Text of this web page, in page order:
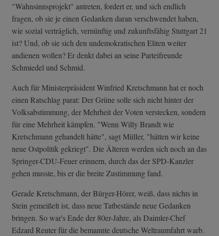
"Wahnsinnsprojekt" antreten, fordert er, und sich endlich
fragen, ob sie je einen Gedanken daran verschwendet haben,
wie sozial verträglich, vernünftig und zukunftsfähig Stuttgart 21
ist? Und, ob sie sich den undemokratischen Eliten weiter
andienen wollen? Er denkt dabei an seine Parteifreunde
Schmiedel und Schmid.
Auch für Ministerpräsident Winfried Kretschmann hat er noch
einen Ratschlag parat: Der Grüne solle sich nicht hinter der
Volksabstimmung, der Mehrheit der Voten verstecken, sondern
für eine Mehrheit kämpfen. "Wenn Willy Brandt wie
Kretschmann gehandelt hätte", sagt Müller, "hätten wir keine
neue Ostpolitik gekriegt". Die Älteren werden sich noch an das
Springer-CDU-Feuer erinnern, durch das der SPD-Kanzler
gehen musste, bis er die breite Zustimmung fand.
Gerade Kretschmann, der Bürger-Hörer, weiß, dass nichts in
Stein gemeißelt ist, dass neue Tatbestände neue Gedanken
bringen. So war's Ende der 80er-Jahre, als Daimler-Chef
Edzard Reuter für die bemannte deutsche Weltraumfahrt warb.